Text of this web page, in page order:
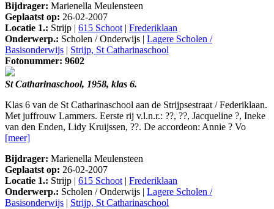
Bijdrager: Marienella Meulensteen
Geplaatst op: 26-02-2007
Locatie 1.: Strijp | 615 Schoot| Frederiklaan
Onderwerp.: Scholen / Onderwijs | Lagere Scholen /
Basisonderwijs | Strijp, St Catharinaschool
Fotonummer: 9602
St Catharinaschool, 1958, klas 6.
Klas 6 van de St Catharinaschool aan de Strijpsestraat / Federiklaan.
Met juffrouw Lammers. Eerste rij v.l.n.r.: ??, ??, Jacqueline ?, Ineke
van den Enden, Lidy Kruijssen, ??. De accordeon: Annie ? Vo
[meer]
Bijdrager: Marienella Meulensteen
Geplaatst op: 26-02-2007
Locatie 1.: Strijp | 615 Schoot| Frederiklaan
Onderwerp.: Scholen / Onderwijs | Lagere Scholen /
Basisonderwijs | Strijp, St Catharinaschool